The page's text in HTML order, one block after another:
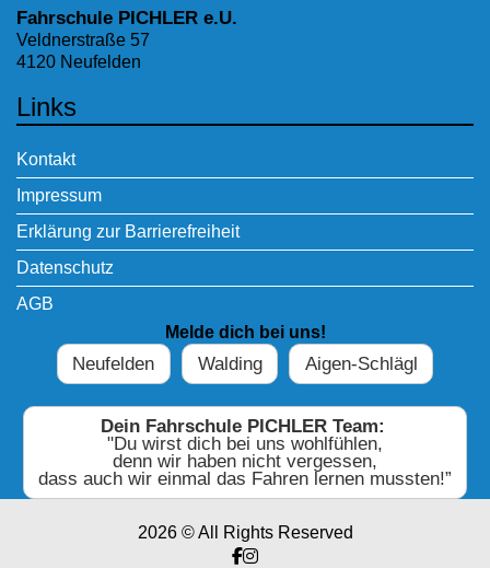
Fahrschule PICHLER e.U.
Veldnerstraße 57
4120 Neufelden
Links
Kontakt
Impressum
Erklärung zur Barrierefreiheit
Datenschutz
AGB
Melde dich bei uns!
Neufelden Walding Aigen-Schlägl
Dein Fahrschule PICHLER Team:
"Du wirst dich bei uns wohlfühlen,
denn wir haben nicht vergessen,
dass auch wir einmal das Fahren lernen mussten!”
2026 © All Rights Reserved